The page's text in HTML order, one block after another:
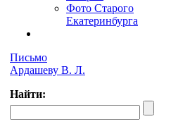
Фото Старого
Екатеринбурга
Письмо
Ардашеву В. Л.
Найти: